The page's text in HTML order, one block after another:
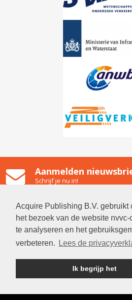
Acquire Publishing B.V. gebruikt
het bezoek van de website nvvc-
te analyseren en het
verbeteren.
Lees de
Ik begrijp het
Aanmelden
Schrijf je nu in!
Emmastraat 2, 1211 NG Hilversum
Contact
Neem contact op met de
© 2026 NVVC|
voorwaarden|Privacyverklaring